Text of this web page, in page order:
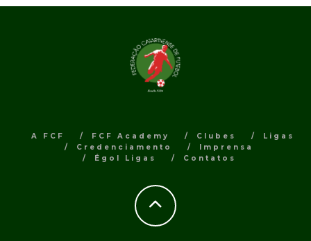
A FCF FCF Academy Clubes
Ligas
Credenciamento
Imprensa
Égol Ligas
Contatos